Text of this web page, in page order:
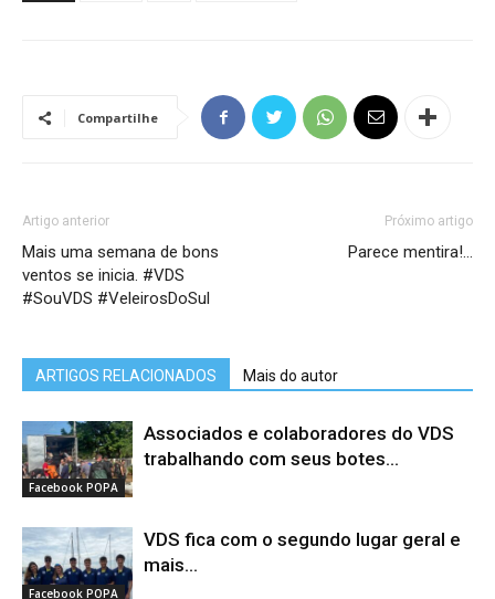
Compartilhe
Artigo anterior
Mais uma semana de bons
ventos se inicia. #VDS
#SouVDS #VeleirosDoSul
Próximo artigo
Parece mentira!…
ARTIGOS RELACIONADOS Mais do autor
Facebook POPA
Associados e colaboradores do VDS
trabalhando com seus botes...
Facebook POPA
VDS fica com o segundo lugar geral e
mais...